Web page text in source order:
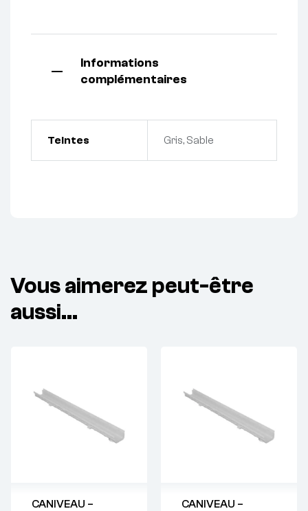
Informations
complémentaires
Teintes Gris, Sable
Vous aimerez peut-être
aussi…
CANIVEAU –
CANIVEAU –